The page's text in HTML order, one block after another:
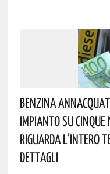
Benzina
Impianto Su
Riguarda L’intero
Dettagli